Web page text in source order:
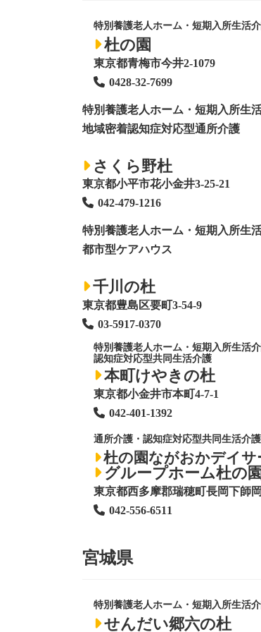
特別養護老人ホーム・短期入所生活
杜の園
東京都青梅市今井2-1079
0428-32-7699
特別養護老人ホーム ・短期入所生
地域密着認知症対応型通所介護
さくら野杜
東京都小平市花小金井3-25-21
042-479-1216
特別養護老人ホーム ・短期入所生
都市型ケアハウス
千川の杜
東京都豊島区要町3-54-9
03-5917-0370
特別養護老人ホーム ・短期入所生活
認知症対応型共同生活介護
本町けやきの杜
東京都小金井市本町4-7-1
042-401-1392
通所介護・認知症対応型共同生活介護
杜の園ながおかデイ
グループホーム杜の
東京都西多摩郡瑞穂町長岡下師
042-556-6511
宮城県
特別養護老人ホーム ・短期入所生活
せんだい郷六の杜